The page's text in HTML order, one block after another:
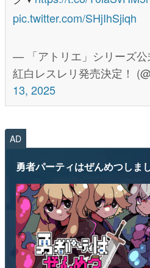
pic.twitter.com/SHjIhSjiqh
— 「アトリエ」シリーズ公
紅白レスレリ発売決定！
13, 2025
AD
勇者パーティはぜんめつしまし